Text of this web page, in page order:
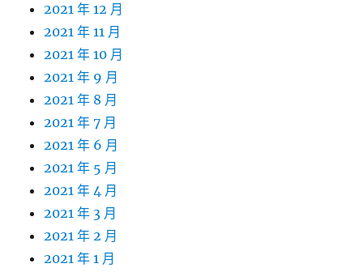
2021 年 12 月
2021 年 11 月
2021 年 10 月
2021 年 9 月
2021 年 8 月
2021 年 7 月
2021 年 6 月
2021 年 5 月
2021 年 4 月
2021 年 3 月
2021 年 2 月
2021 年 1 月